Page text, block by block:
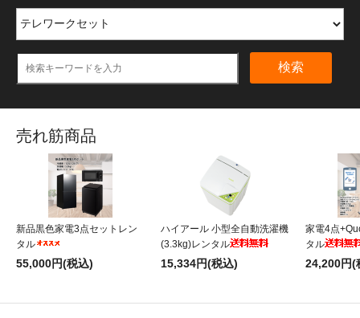
検索
売れ筋商品
新品黒色家電3点セットレン
タル
55,000円(税込)
ハイアール 小型全自動洗濯機
(3.3kg)レンタル
15,334円(税込)
家電4点
タル
24,200円(